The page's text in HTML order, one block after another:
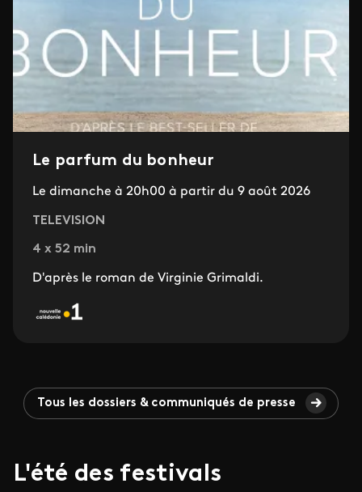
Le parfum du bonheur
Le dimanche à 20h00 à partir du 9 août 2026
TELEVISION
4 x 52 min
D'après le roman de Virginie Grimaldi.
Tous les dossiers & communiqués de presse
L'été des festivals